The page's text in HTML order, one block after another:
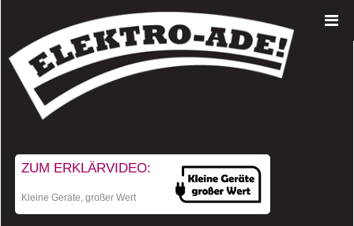
ZUM ERKLÄRVIDEO:
Kleine Geräte, großer Wert